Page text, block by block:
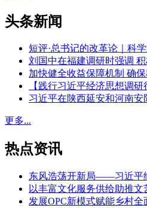
头条新闻
短评·总书记的改革论｜科
刘国中在福建调研时强调
加快健全收益保障机制 确
【践行习近平经济思想调研
习近平在陕西延安和河南
更多...
热点资讯
东风浩荡开新局——习近平
以丰富文化服务供给助推文
发展OPC新模式赋能乡村全